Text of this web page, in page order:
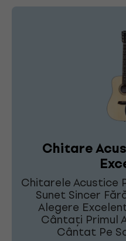
Chitare
Chitarele Acustice
Sunet Sincer
Alegere
Cântați Primul
Cântat Pe